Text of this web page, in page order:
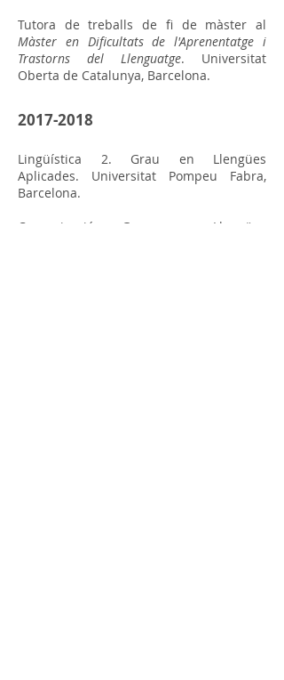
Tutora de treballs de fi de màster al
Màster en Dificultats de l'Aprenentatge i
Trastorns del Llenguatge. Universitat
Oberta de Catalunya, Barcelona.
2017-2018
Lingüística 2. Grau en Llengües
Aplicades. Universitat Pompeu Fabra,
Barcelona.
Comunicació. Grau en Llengües